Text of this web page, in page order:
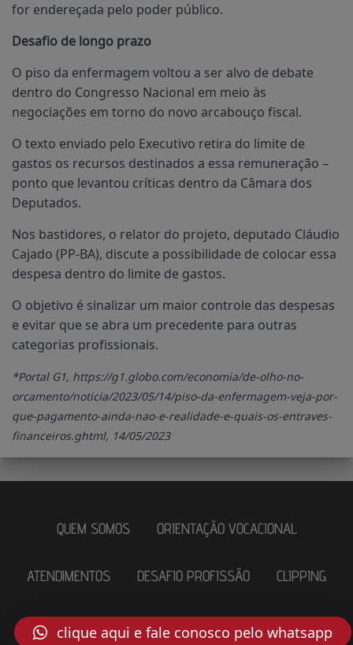
for endereçada pelo poder público.
Desafio de longo prazo
O piso da enfermagem voltou a ser alvo de debate
dentro do Congresso Nacional em meio às
negociações em torno do novo arcabouço fiscal.
O texto enviado pelo Executivo retira do limite de
gastos os recursos destinados a essa remuneração –
ponto que levantou críticas dentro da Câmara dos
Deputados.
Nos bastidores, o relator do projeto, deputado Cláudio
Cajado (PP-BA), discute a possibilidade de colocar essa
despesa dentro do limite de gastos.
O objetivo é sinalizar um maior controle das despesas
e evitar que se abra um precedente para outras
categorias profissionais.
*Portal G1, https://g1.globo.com/economia/de-olho-no-
orcamento/noticia/2023/05/14/piso-da-enfermagem-veja-por-
que-pagamento-ainda-nao-e-realidade-e-quais-os-entraves-
financeiros.ghtml, 14/05/2023
QUEM SOMOS ORIENTAÇÃO VOCACIONAL
ATENDIMENTOS DESAFIO PROFISSÃO CLIPPING
LOGIN
clique aqui e fale conosco pelo whatsapp